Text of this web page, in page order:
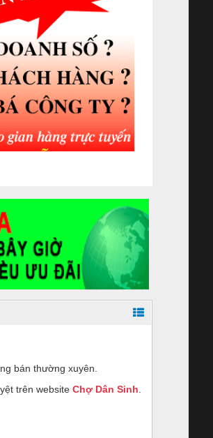
bán thường xuyên.
trên website Chợ Dân Sinh